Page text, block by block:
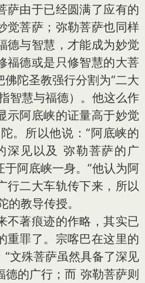
萨由于已经圆满了应有的
觉菩萨；弥勒菩萨也同样
德与智慧，才能成为妙觉
福德或是只修智慧的大菩
陀圣教强行分割为“二大
智慧与福德）。他这么作
示阿底峡的证量高于妙觉
。所以他说：“阿底峡的
深见以及 弥勒菩萨的广
阿底峡一身。”他认为阿
行二大车轨传下来，所以
的教导传授。
著痕迹的作略，其实已
重罪了。宗喀巴在这里的
文殊菩萨虽然具备了深见
的广行；而 弥勒菩萨则